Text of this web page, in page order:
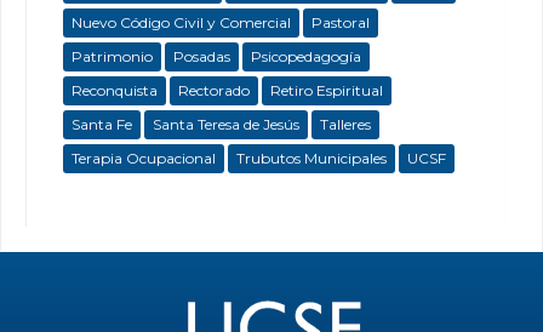
Nuevo Código Civil y Comercial
Pastoral
Patrimonio
Posadas
Psicopedagogía
Reconquista
Rectorado
Retiro Espiritual
Santa Fe
Santa Teresa de Jesús
Talleres
Terapia Ocupacional
Trubutos Municipales UCSF